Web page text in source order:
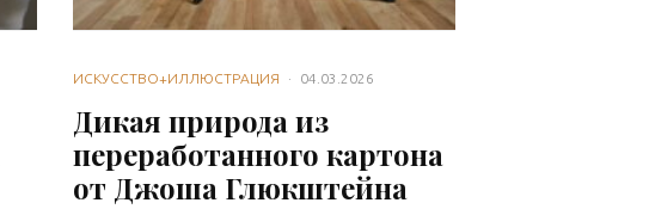
ИСКУССТВО+ИЛЛЮСТРАЦИЯ · 04.03.2026
Дикая природа из
переработанного картона
от Джоша Глюкштейна